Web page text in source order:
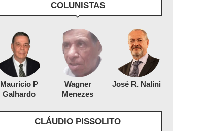
COLUNISTAS
Maurício P
Galhardo
Wagner
Menezes
José R. Nalini
CLÁUDIO PISSOLITO